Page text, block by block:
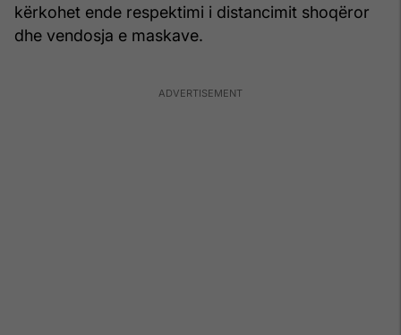
kërkohet ende respektimi i distancimit shoqëror
dhe vendosja e maskave.